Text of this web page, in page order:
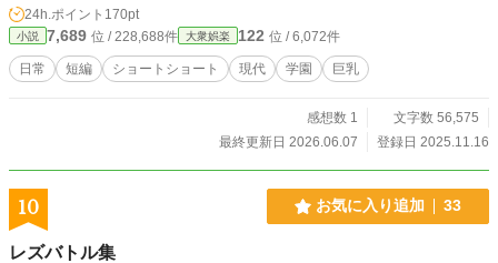
24h.ポイント 170pt
小説 7,689 位 / 228,688件 大衆娯楽 122 位 / 6,072件
日常 短編 ショートショート 現代 学園 巨乳
感想数 1
文字数 56,575
最終更新日 2026.06.07
登録日 2025.11.16
10 お気に入り追加 33
レズバトル集